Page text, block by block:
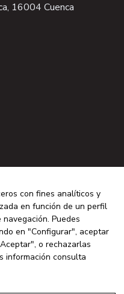
16004 Cuenca
la tecnología de:
con fines analíticos y
en función de un perfil
Puedes
en "Configurar", aceptar
o rechazarlas
información consulta